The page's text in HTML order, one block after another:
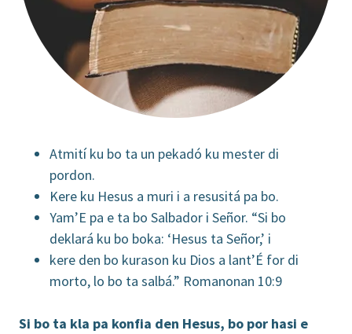
Atmití ku bo ta un pekadó ku mester di
pordon.
Kere ku Hesus a muri i a resusitá pa bo.
Yam’E pa e ta bo Salbador i Señor. “Si bo
deklará ku bo boka: ‘Hesus ta Señor,’ i
kere den bo kurason ku Dios a lant’É for di
morto, lo bo ta salbá.” Romanonan 10:9
Si bo ta kla pa konfia den Hesus, bo por hasi e